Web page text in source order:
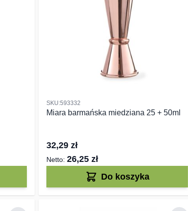
SKU:593332
Miara barmańska miedziana 25 + 50ml
32,29 zł
26,25 zł
Do koszyka